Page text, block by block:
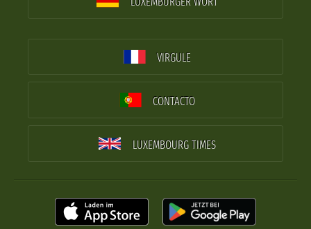
VIRGULE
CONTACTO
LUXEMBOURG TIMES